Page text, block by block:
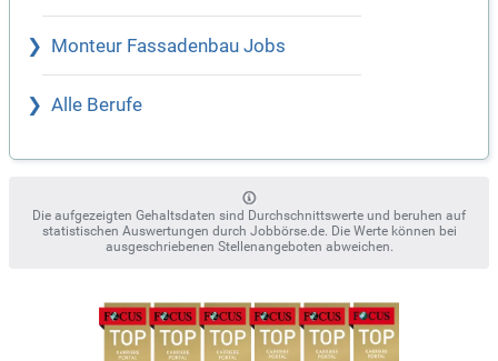
Monteur Fassadenbau Jobs
Alle Berufe
Die aufgezeigten Gehaltsdaten sind Durchschnittswerte und beruhen auf
statistischen Auswertungen durch Jobbörse.de. Die Werte können bei
ausgeschriebenen Stellenangeboten abweichen.